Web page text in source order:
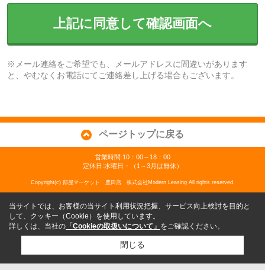
上記に同意して確認画面へ
※メール連絡をご希望でも、メールアドレスに間違いがあります
と、やむなくお電話にてご連絡差し上げる場合もございます。
ページトップに戻る
営業時間:10：00～18：00
定休日:水曜日・（1～3月は無休）
Copyright(c) 部屋マーケット 豊田店 株式会社Modern Leasing All rights reserved.
当サイトでは、お客様の当サイト利用状況把握、サービス向上検討を目的と
して、クッキー（Cookie）を使用しています。
詳しくは、当社の 「Cookieの取扱いについて」 をご確認ください。
閉じる